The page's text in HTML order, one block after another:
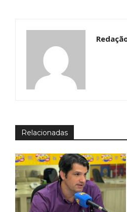
Relacionadas